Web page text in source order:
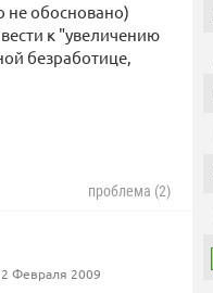
не обосновано)
к "увеличению
безработице,
проблема (2)
Февраля 2009